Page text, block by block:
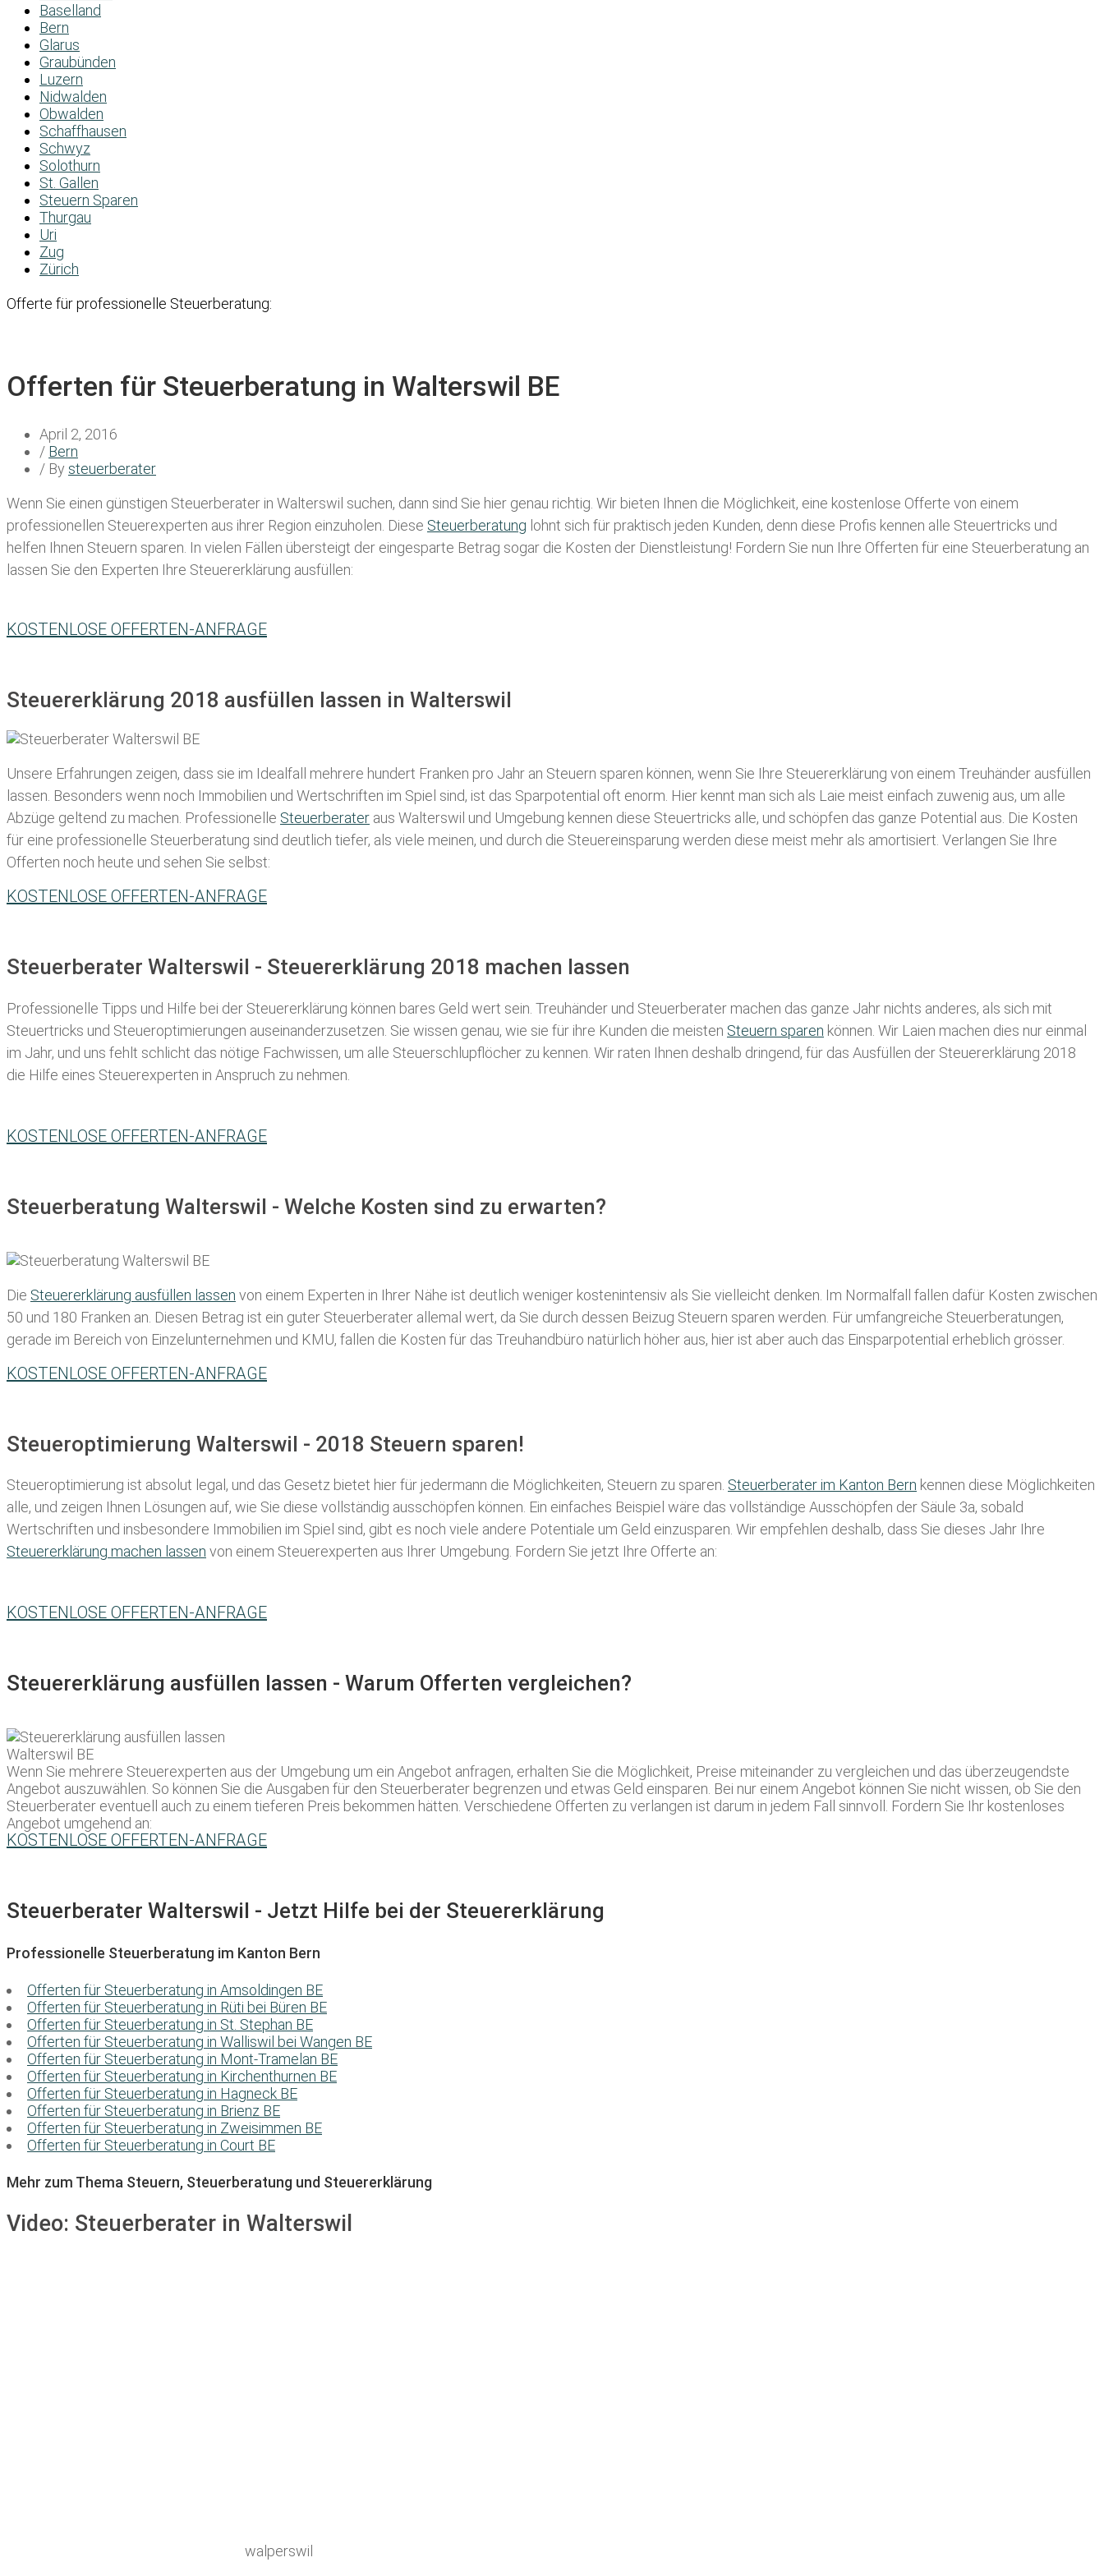
Baselland
Bern
Glarus
Graubünden
Luzern
Nidwalden
Obwalden
Schaffhausen
Schwyz
Solothurn
St. Gallen
Steuern Sparen
Thurgau
Uri
Zug
Zürich
Offerte für professionelle Steuerberatung:
Offerten für Steuerberatung in Walterswil BE
April 2, 2016
/ Bern
/ By steuerberater
Wenn Sie einen günstigen Steuerberater in Walterswil suchen, dann sind Sie hier genau richtig. Wir bieten Ihnen die Möglichkeit, eine kostenlose Offerte von einem
professionellen Steuerexperten aus ihrer Region einzuholen. Diese Steuerberatung lohnt sich für praktisch jeden Kunden, denn diese Profis kennen alle Steuertricks und
helfen Ihnen Steuern sparen. In vielen Fällen übersteigt der eingesparte Betrag sogar die Kosten der Dienstleistung! Fordern Sie nun Ihre Offerten für eine Steuerberatung an
lassen Sie den Experten Ihre Steuererklärung ausfüllen:
KOSTENLOSE OFFERTEN-ANFRAGE
Steuererklärung 2018 ausfüllen lassen in Walterswil
Unsere Erfahrungen zeigen, dass sie im Idealfall mehrere hundert Franken pro Jahr an Steuern sparen können, wenn Sie Ihre Steuererklärung von einem Treuhänder ausfüllen
lassen . Besonders wenn noch Immobilien und Wertschriften im Spiel sind, ist das Sparpotential oft enorm. Hier kennt man sich als Laie meist einfach zuwenig aus, um alle
Abzüge geltend zu machen. Professionelle Steuerberater aus Walterswil und Umgebung kennen diese Steuertricks alle, und schöpfen das ganze Potential aus. Die Kosten
für eine professionelle Steuerberatung sind deutlich tiefer, als viele meinen, und durch die Steuereinsparung werden diese meist mehr als amortisiert. Verlangen Sie Ihre
Offerten noch heute und sehen Sie selbst:
KOSTENLOSE OFFERTEN-ANFRAGE
Steuerberater Walterswil - Steuererklärung 2018 machen lassen
Professionelle Tipps und Hilfe bei der Steuererklärung können bares Geld wert sein. Treuhänder und Steuerberater machen das ganze Jahr nichts anderes, als sich mit
Steuertricks und Steueroptimierungen auseinanderzusetzen. Sie wissen genau, wie sie für ihre Kunden die meisten Steuern sparen können. Wir Laien machen dies nur einmal
im Jahr, und uns fehlt schlicht das nötige Fachwissen, um alle Steuerschlupflöcher zu kennen. Wir raten Ihnen deshalb dringend, für das Ausfüllen der Steuererklärung 2018
die Hilfe eines Steuerexperten in Anspruch zu nehmen.
KOSTENLOSE OFFERTEN-ANFRAGE
Steuerberatung Walterswil - Welche Kosten sind zu erwarten?
Die Steuererklärung ausfüllen lassen von einem Experten in Ihrer Nähe ist deutlich weniger kostenintensiv als Sie vielleicht denken. Im Normalfall fallen dafür Kosten zwischen
50 und 180 Franken an. Diesen Betrag ist ein guter Steuerberater allemal wert, da Sie durch dessen Beizug Steuern sparen werden. Für umfangreiche Steuerberatungen,
gerade im Bereich von Einzelunternehmen und KMU, fallen die Kosten für das Treuhandbüro natürlich höher aus, hier ist aber auch das Einsparpotential erheblich grösser.
KOSTENLOSE OFFERTEN-ANFRAGE
Steueroptimierung Walterswil - 2018 Steuern sparen!
Steueroptimierung ist absolut legal, und das Gesetz bietet hier für jedermann die Möglichkeiten, Steuern zu sparen. Steuerberater im K anton Bern kennen diese Möglichkeiten
alle, und zeigen Ihnen Lösungen auf, wie Sie diese vollständig ausschöpfen können. Ein einfaches Beispiel wäre das vollständige Ausschöpfen der Säule 3a, sobald
Wertschriften und insbesondere Immobilien im Spiel sind, gibt es noch viele andere Potentiale um Geld einzusparen. Wir empfehlen deshalb, dass Sie dieses Jahr Ihre
Steuererklärung machen lassen von einem Steuerexperten aus Ihrer Umgebung. Fordern Sie jetzt Ihre Offerte an:
KOSTENLOSE OFFERTEN-ANFRAGE
Steuererklärung ausfüllen lassen - Warum Offerten vergleichen?
Wenn Sie mehrere Steuerexperten aus der Umgebung um ein Angebot anfragen, erhalten Sie die Möglichkeit, Preise miteinander zu vergleichen und das überzeugendste
Angebot auszuwählen. So können Sie die Ausgaben für den Steuerberater begrenzen und etwas Geld einsparen. Bei nur einem Angebot können Sie nicht wissen, ob Sie den
Steuerberater eventuell auch zu einem tieferen Preis bekommen hätten. Verschiedene Offerten zu verlangen ist darum in jedem Fall sinnvoll. Fordern Sie Ihr kostenloses
Angebot umgehend an:
KOSTENLOSE OFFERTEN-ANFRAGE
Steuerberater Walterswil - Jetzt Hilfe bei der Steuererklärung
Professionelle Steuerberatung im Kanton Bern
Offerten für Steuerberatung in Amsoldingen BE
Offerten für Steuerberatung in Rüti bei Büren BE
Offerten für Steuerberatung in St. Stephan BE
Offerten für Steuerberatung in Walliswil bei Wangen BE
Offerten für Steuerberatung in Mont-Tramelan BE
Offerten für Steuerberatung in Kirchenthurnen BE
Offerten für Steuerberatung in Hagneck BE
Offerten für Steuerberatung in Brienz BE
Offerten für Steuerberatung in Zweisimmen BE
Offerten für Steuerberatung in Court BE
Mehr zum Thema Steuern, Steuerberatung und Steuererklärung
Video: Steuerberater in Walterswil
walperswil